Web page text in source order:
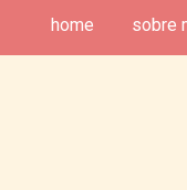
home sobre